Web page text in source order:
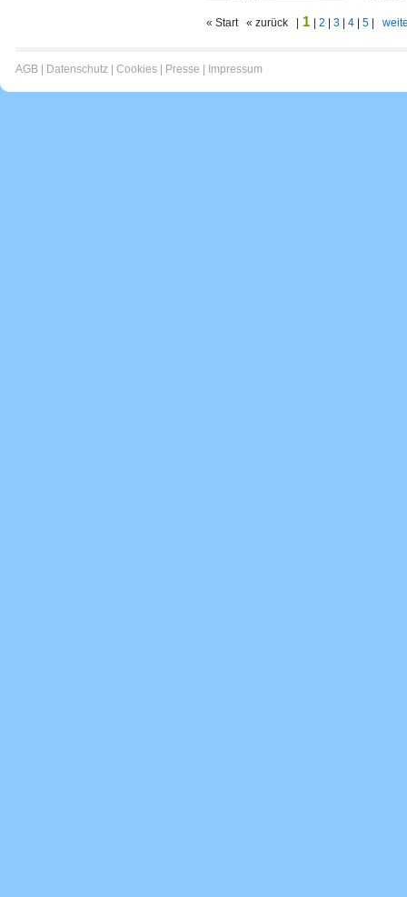
« Start « zurück | 1 2 3 4 5
AGB Datenschutz Cookies Presse Impressum